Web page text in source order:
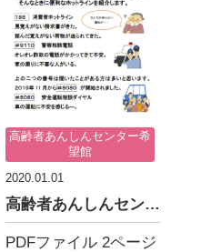
高齢者あんしんセンター希
望館
2020.01.01
高齢者あんしんセンター希望館たより 1月1日号
PDFファイル 2ページ